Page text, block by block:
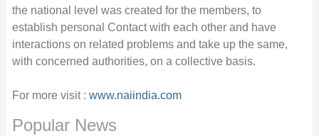
the national level was created for the members, to
establish personal Contact with each other and have
interactions on related problems and take up the same,
with concerned authorities, on a collective basis.
For more visit : www.naiindia.com
Popular News